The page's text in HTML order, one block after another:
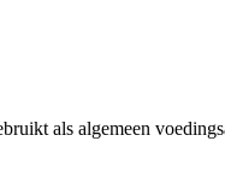
als algemeen